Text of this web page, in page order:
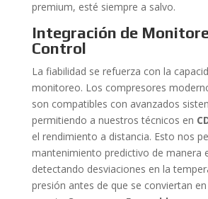
premium, esté siempre a salvo.
Integración de
Control
La fiabilidad se refuerza con la
monitoreo. Los compresores
son compatibles con avanzados
permitiendo a nuestros técnicos en
el rendimiento a distancia. Esto nos
mantenimiento predictivo de manera
detectando desviaciones en la
presión antes de que se conviertan